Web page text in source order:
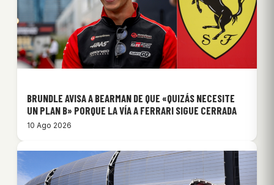
BRUNDLE AVISA A BEARMAN DE QUE «QUIZÁS NECESITE
UN PLAN B» PORQUE LA VÍA A FERRARI SIGUE CERRADA
10 Ago 2026